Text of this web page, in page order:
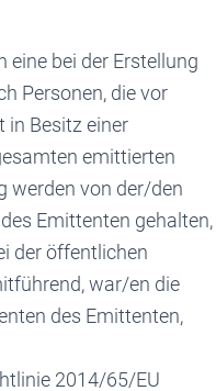
eine bei der Erstellung
Personen, die vor
in Besitz einer
emittierten
werden von der/den
Emittenten gehalten,
der öffentlichen
war/en die
des Emittenten,
2014/65/EU